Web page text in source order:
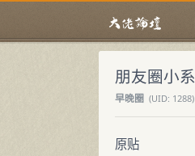
朋友圈小
早晚圈 (UID: 1288)
原贴